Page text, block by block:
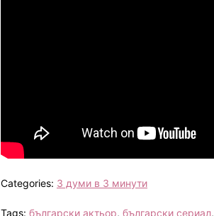
Categories: 3 думи в 3 минути
Tags: български актьор, български сериал,